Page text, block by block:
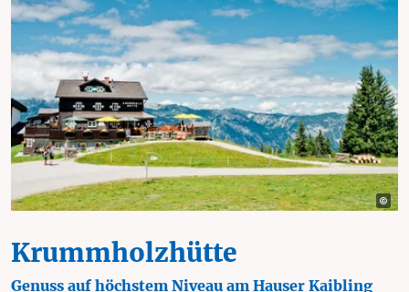
Krummholzhütte
Genuss auf höchstem Niveau am Hauser Kaibling